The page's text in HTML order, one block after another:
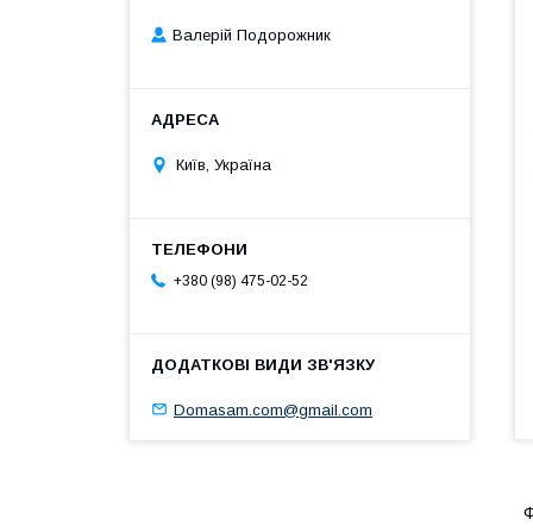
Валерій Подорожник
Київ, Україна
+380 (98) 475-02-52
Domasam.com@gmail.com